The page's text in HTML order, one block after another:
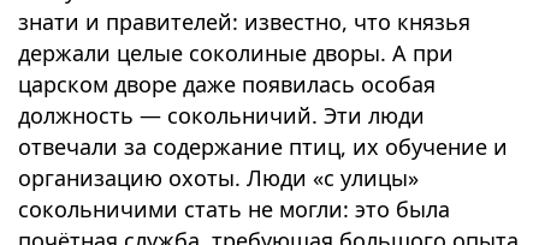
знати и правителей: известно, что князья
держали целые соколиные дворы. А при
царском дворе даже появилась особая
должность — сокольничий. Эти люди
отвечали за содержание птиц, их обучение и
организацию охоты. Люди «с улицы»
сокольничими стать не могли: это была